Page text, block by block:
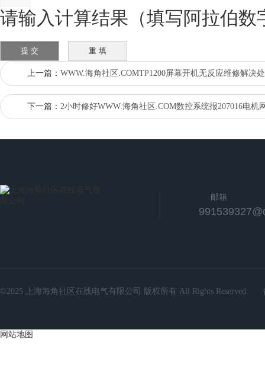
请输入计算结果（填写阿拉伯数字）
上一篇： WWW.海角社区.COMTP1200屏幕开机无反应维修解决
下一篇： 2小时修好WWW.海角社区.COM数控系统报207016电机
邮箱
©2025 上海海角社区在线电气有限公司 版权所有 All Rights Reserved.
网站地图